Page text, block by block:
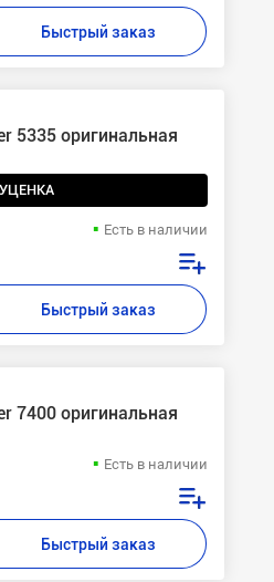
Быстрый заказ
5335 оригинальная
УЦЕНКА
Есть в наличии
Быстрый заказ
7400 оригинальная
Есть в наличии
Быстрый заказ